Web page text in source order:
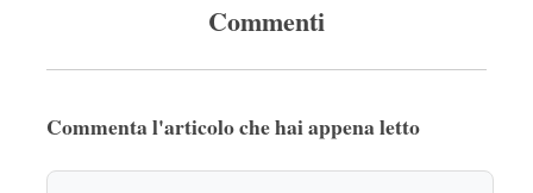
Commenti
Commenta l'articolo che hai appena letto